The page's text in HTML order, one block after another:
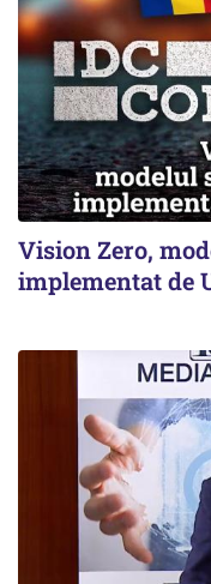
Vision Zero,
implementat de